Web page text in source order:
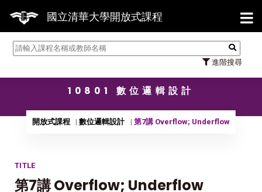
國立清華大學開放式課程
進階搜尋
【7/
10801 數位邏輯設計
開放式課程 數位邏輯設計 第7講 Overflow; Underflow
TITLE
第7講 Overflow; Underflow